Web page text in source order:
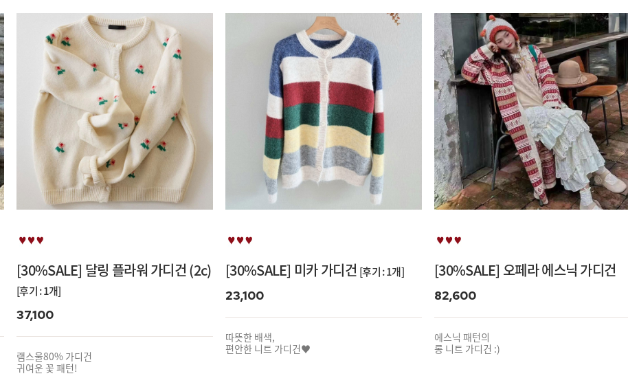
[30%SALE] 달링 플라워 가디건 (2c)
[후기 : 1개]
37,100
램스울80% 가디건
귀여운 꽃 패턴!
[30%SALE] 미카 가디건 [후기 : 1개]
23,100
따뜻한 배색,
편안한 니트 가디건♥
[30%SALE] 오페라 에스닉 가디건
82,600
에스닉 패턴의
롱 니트 가디건 :)